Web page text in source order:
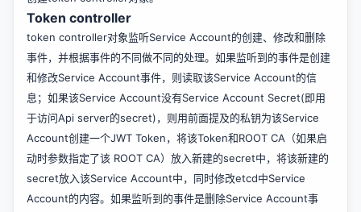
Token controller
token controller对象监听Service Account的创建、修改和删除
事件，并根据事件的不同做不同的处理。如果监听到的事件是创建
和修改Service Account事件，则读取该Service Account的信
息；如果该Service Account没有Service Account Secret(即用
于访问Api server的secret)，则用前面提及的私钥为该Service
Account创建一个JWT Token，将该Token和ROOT CA（如果启
动时参数指定了该 ROOT CA）放入新建的secret中，将该新建的
secret放入该Service Account中，同时修改etcd中Service
Account的内容。如果监听到的事件是删除Service Account事